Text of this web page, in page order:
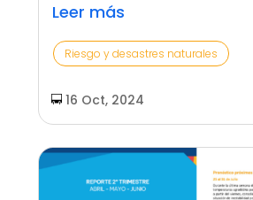
Leer más
Riesgo y desastres naturales
16 Oct, 2024